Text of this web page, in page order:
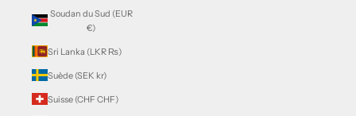
Soudan du Sud (EUR
€)
Sri Lanka (LKR ₨)
Suède (SEK kr)
Suisse (CHF CHF)